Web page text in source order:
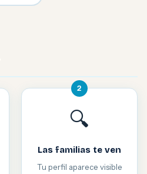
2
🔍
Las familias te ven
Tu perfil aparece visible